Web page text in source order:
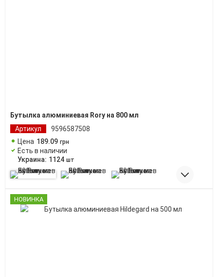
Бутылка алюминиевая Rory на 800 мл
Артикул
9596587508
Цена 189.09 грн
Есть в наличии
Украина: 1124 шт
НОВИНКА